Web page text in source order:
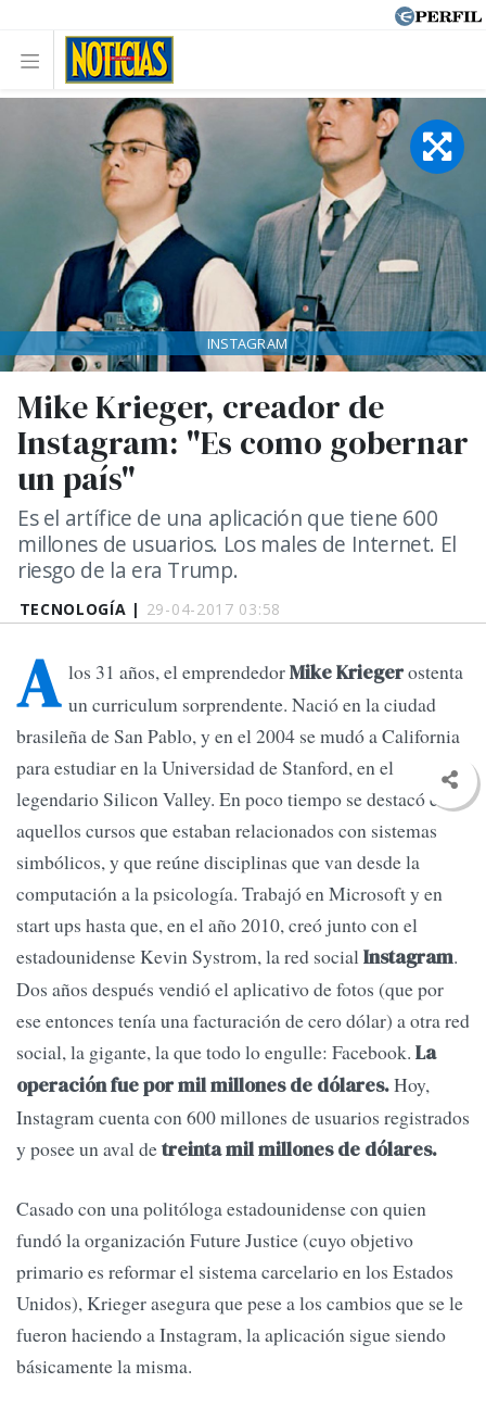
TECNOLOGÍA | 29-04-2017 03:58
Mike Krieger, creador de
Instagram: "Es como gobernar
un país"
Es el artífice de una aplicación que tiene 600
millones de usuarios. Los males de Internet. El
riesgo de la era Trump.
INSTAGRAM
A los 31 años, el emprendedorMike Kriegerostenta
un curriculum sorprendente. Nació en la ciudad
brasileña de San Pablo, y en el 2004 se mudó a California
para estudiar en la Universidad de Stanford, en el
legendario Silicon Valley. En poco tiempo se destacó en
aquellos cursos que estaban relacionados con sistemas
simbólicos, y que reúne disciplinas que van desde la
computación a la psicología. Trabajó en Microsoft y en
start ups hasta que, en el año 2010, creó junto con el
estadounidense Kevin Systrom, la red socialInstagram.
Dos años después vendió el aplicativo de fotos (que por
ese entonces tenía una facturación de cero dólar) a otra red
social, la gigante, la que todo lo engulle: Facebook. La
operación fue por mil millones de dólares.Hoy,
Instagram cuenta con 600 millones de usuarios registrados
y posee un aval detreinta mil millones de dólares.
Casado con una politóloga estadounidense con quien
fundó la organización Future Justice (cuyo objetivo
primario es reformar el sistema carcelario en los Estados
Unidos), Krieger asegura que pese a los cambios que se le
fueron haciendo a Instagram, la aplicación sigue siendo
básicamente la misma.